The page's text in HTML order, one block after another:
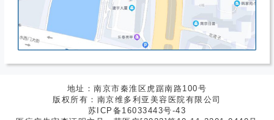
地址：南京市秦淮区虎踞南路100号
版权所有：南京维多利亚美容医院有限公司
苏ICP备16033443号-43